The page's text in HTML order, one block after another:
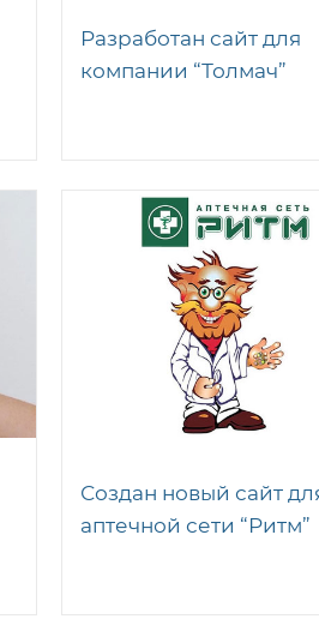
Разработан сайт для
компании “Толмач”
Создан новый сайт
аптечной сети “Ритм”